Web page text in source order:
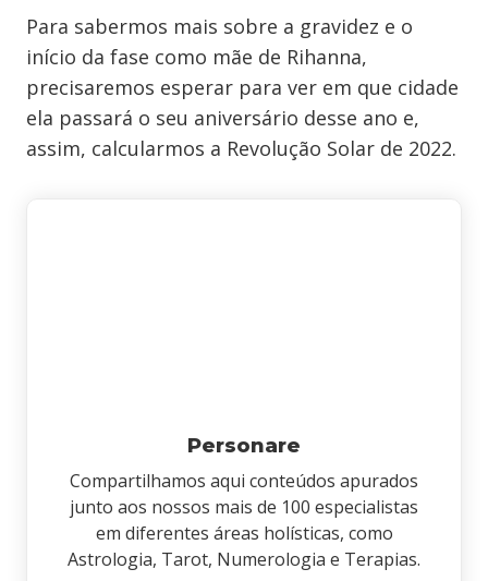
Para sabermos mais sobre a gravidez e o
início da fase como mãe de Rihanna,
precisaremos esperar para ver em que cidade
ela passará o seu aniversário desse ano e,
assim, calcularmos a Revolução Solar de 2022.
Personare
Compartilhamos aqui conteúdos apurados
junto aos nossos mais de 100 especialistas
em diferentes áreas holísticas, como
Astrologia, Tarot, Numerologia e Terapias.